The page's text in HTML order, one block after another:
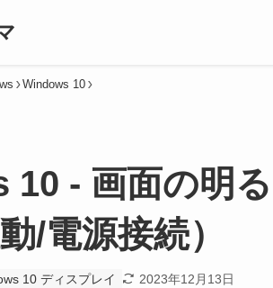
Windows 10
10 - 画面の明
/電源接続）
10 ディスプレイ 2023年12月13日